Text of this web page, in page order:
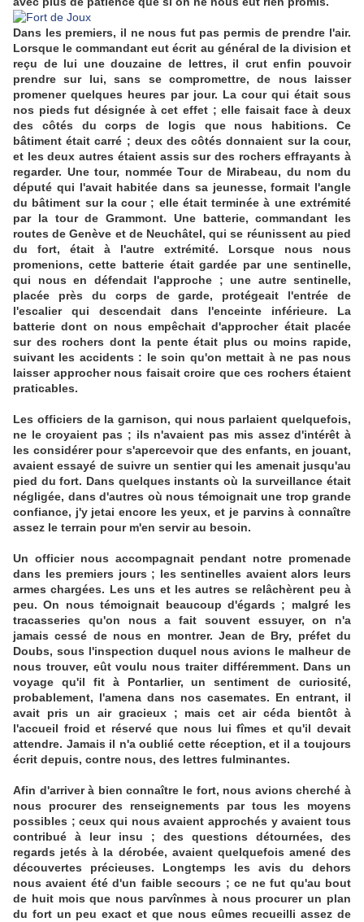
Dans les premiers, il ne nous fut pas permis de prendre l'air.
Lorsque le commandant eut écrit au général de la division et
reçu de lui une douzaine de lettres, il crut enfin pouvoir
prendre sur lui, sans se compromettre, de nous laisser
promener quelques heures par jour. La cour qui était sous
nos pieds fut désignée à cet effet ; elle faisait face à deux
des côtés du corps de logis que nous habitions. Ce
bâtiment était carré ; deux des côtés donnaient sur la cour,
et les deux autres étaient assis sur des rochers effrayants à
regarder. Une tour, nommée Tour de Mirabeau, du nom du
député qui l'avait habitée dans sa jeunesse, formait l'angle
du bâtiment sur la cour ; elle était terminée à une extrémité
par la tour de Grammont. Une batterie, commandant les
routes de Genève et de Neuchâtel, qui se réunissent au pied
du fort, était à l'autre extrémité. Lorsque nous nous
promenions, cette batterie était gardée par une sentinelle,
qui nous en défendait l'approche ; une autre sentinelle,
placée près du corps de garde, protégeait l'entrée de
l'escalier qui descendait dans l'enceinte inférieure. La
batterie dont on nous empêchait d'approcher était placée
sur des rochers dont la pente était plus ou moins rapide,
suivant les accidents : le soin qu'on mettait à ne pas nous
laisser approcher nous faisait croire que ces rochers étaient
praticables.
Les officiers de la garnison, qui nous parlaient quelquefois,
ne le croyaient pas ; ils n'avaient pas mis assez d'intérêt à
les considérer pour s'apercevoir que des enfants, en jouant,
avaient essayé de suivre un sentier qui les amenait jusqu'au
pied du fort. Dans quelques instants où la surveillance était
négligée, dans d'autres où nous témoignait une trop grande
confiance, j'y jetai encore les yeux, et je parvins à connaître
assez le terrain pour m'en servir au besoin.
Un officier nous accompagnait pendant notre promenade
dans les premiers jours ; les sentinelles avaient alors leurs
armes chargées. Les uns et les autres se relâchèrent peu à
peu. On nous témoignait beaucoup d'égards ; malgré les
tracasseries qu'on nous a fait souvent essuyer, on n'a
jamais cessé de nous en montrer. Jean de Bry, préfet du
Doubs, sous l'inspection duquel nous avions le malheur de
nous trouver, eût voulu nous traiter différemment. Dans un
voyage qu'il fit à Pontarlier, un sentiment de curiosité,
probablement, l'amena dans nos casemates. En entrant, il
avait pris un air gracieux ; mais cet air céda bientôt à
l'accueil froid et réservé que nous lui fîmes et qu'il devait
attendre. Jamais il n'a oublié cette réception, et il a toujours
écrit depuis, contre nous, des lettres fulminantes.
Afin d'arriver à bien connaître le fort, nous avions cherché à
nous procurer des renseignements par tous les moyens
possibles ; ceux qui nous avaient approchés y avaient tous
contribué à leur insu ; des questions détournées, des
regards jetés à la dérobée, avaient quelquefois amené des
découvertes précieuses. Longtemps les avis du dehors
nous avaient été d'un faible secours ; ce ne fut qu'au bout
de huit mois que nous parvînmes à nous procurer un plan
du fort un peu exact et que nous eûmes recueilli assez de